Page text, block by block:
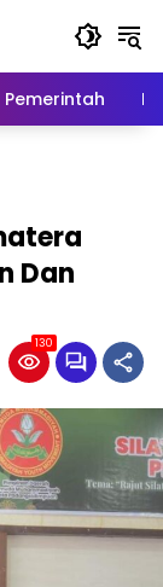
Pemerintah
Dan
130